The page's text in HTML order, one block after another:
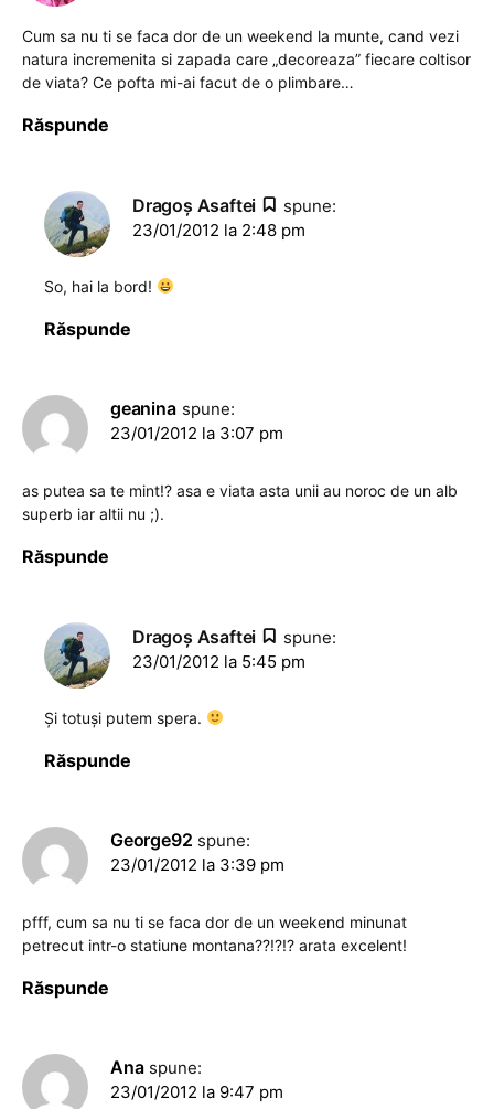
Cum sa nu ti se faca dor de un weekend la munte, cand vezi
natura incremenita si zapada care „decoreaza” fiecare coltisor
de viata? Ce pofta mi-ai facut de o plimbare…
Răspunde
Dragoş Asaftei
spune:
23/01/2012 la 2:48 pm
So, hai la bord!
Răspunde
geanina spune:
23/01/2012 la 3:07 pm
as putea sa te mint!? asa e viata asta unii au noroc de un alb
superb iar altii nu ;).
Răspunde
Dragoş Asaftei
spune:
23/01/2012 la 5:45 pm
Și totuși putem spera.
Răspunde
George92 spune:
23/01/2012 la 3:39 pm
pfff, cum sa nu ti se faca dor de un weekend minunat
petrecut intr-o statiune montana??!?!? arata excelent!
Răspunde
Ana spune:
23/01/2012 la 9:47 pm